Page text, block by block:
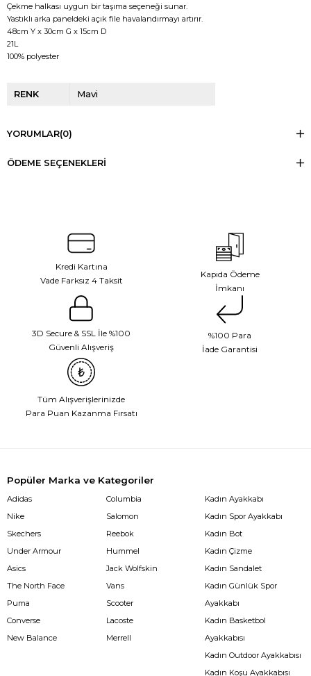
Çekme halkası uygun bir taşıma seçeneği sunar.
Yastıklı arka paneldeki açık file havalandırmayı artırır.
48cm Y x 30cm G x 15cm D
21L
100% polyester
RENK Mavi
YORUMLAR(0)
ÖDEME SEÇENEKLERI
Kredi Kartına
Vade Farksız 4 Taksit
Kapıda Ödeme
İmkanı
3D Secure & SSL İle %100
Güvenli Alışveriş
%100 Para
İade Garantisi
Tüm Alışverişlerinizde
Para Puan Kazanma Fırsatı
Popüler Marka ve Kategoriler
Adidas
Nike
Skechers
Under Armour
Asics
The North Face
Puma
Converse
New Balance
Columbia
Salomon
Reebok
Hummel
Jack Wolfskin
Vans
Scooter
Lacoste
Merrell
Kadın Ayakkabı
Kadın Spor Ayakkabı
Kadın Bot
Kadın Çizme
Kadın Sandalet
Kadın Günlük Spor
Ayakkabı
Kadın Basketbol
Ayakkabısı
Kadın Outdoor Ayakkabısı
Kadın Koşu Ayakkabısı